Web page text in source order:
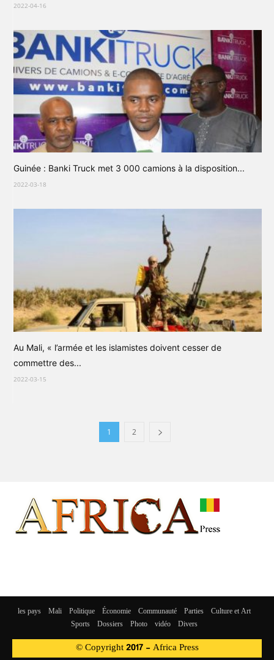
2022-04-16
Guinée : Banki Truck met 3 000 camions à la disposition...
2022-03-18
Au Mali, « l’armée et les islamistes doivent cesser de
commettre des...
2022-03-15
1 2
les pays Mali Politique Économie Communauté Parties Culture et Art
Sports Dossiers Photo vidéo Divers
© Copyright 2017 - Africa Press